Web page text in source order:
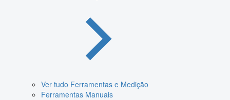
Ver tudo Ferramentas e Medição
Ferramentas Manuais